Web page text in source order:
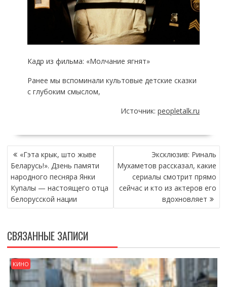
Кадр из фильма: «Молчание ягнят»
Ранее мы вспоминали культовые детские сказки
с глубоким смыслом,
Источник:peopletalk.ru
НАВИГАЦИЯ
ПО
ЗАПИСЯМ
«Гэта крык, што жыве
Беларусь!». Дзень памяти
народного песняра Янки
Купалы — настоящего отца
белорусской нации
Эксклюзив: Риналь
Мухаметов рассказал, какие
сериалы смотрит прямо
сейчас и кто из актеров его
вдохновляет
СВЯЗАННЫЕ ЗАПИСИ
КИНО